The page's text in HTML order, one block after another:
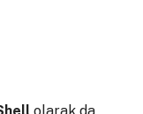
olarak da